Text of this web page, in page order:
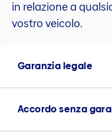
in relazione a
vostro veicolo.
Garanzia legale
Accordo senza